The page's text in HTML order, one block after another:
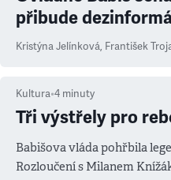
přibude
Kristýna Jelínková, František
Kultura•4 minuty
Tři výstřely pro
Babišova vláda pohřbila
Rozloučení s Milanem